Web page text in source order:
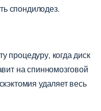
спондилодез.
процедуру, когда диск
на спинномозговой
удаляет весь